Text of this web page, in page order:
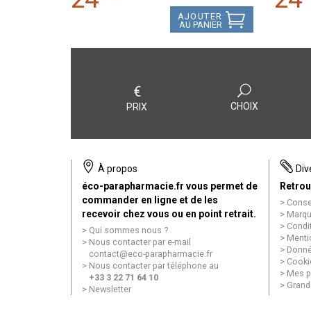
AJOUTER
AU PANIER
€
PRIX CHOIX
À propos
éco-parapharmacie.fr vous permet de
commander en ligne et de les
recevoir chez vous ou en point retrait.
Qui sommes nous ?
Nous contacter par e-mail
contact@eco-parapharmacie.fr
Nous contacter par téléphone au
+33 3 22 71 64 10
Newsletter
Mes